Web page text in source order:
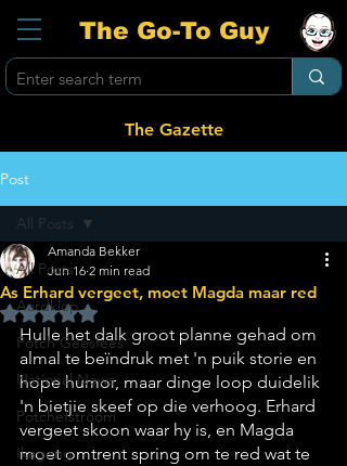
The Go-To Guy
The Gazette
Post
All Posts
Aardklop
Potch Geesfees
National News
Potchefstroom
Ikageng
All Posts
As Erhard vergeet, moet Magda maar red
Amanda Bekker
Jun 16 2 min read
Rated NaN out of 5 stars.
Hulle het dalk groot planne gehad om
almal te beïndruk met 'n puik storie en
hope humor, maar dinge loop duidelik
'n bietjie skeef op die verhoog. Erhard
vergeet skoon waar hy is, en Magda
moet omtrent spring om te red wat te